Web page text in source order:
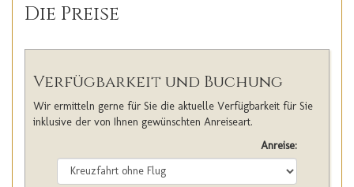
Die Preise
Verfügbarkeit und Buchung
Wir ermitteln gerne für Sie die aktuelle Verfügbarkeit für Sie
inklusive der von Ihnen gewünschten Anreiseart.
Anreise: